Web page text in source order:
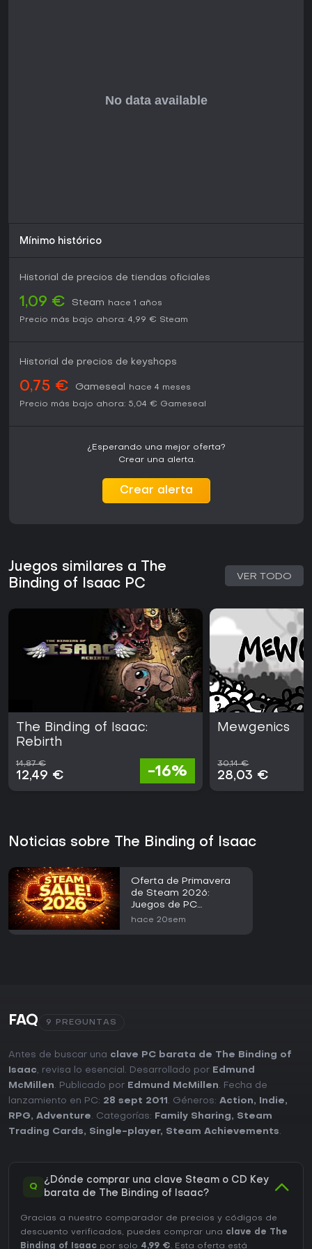
recepción ha sido sólida, con una calificación general Muy
Mínimo histórico
Historial de precios de tiendas oficiales
1,09 € Steam
hace 1 años
Precio más bajo ahora: 4,99 € Steam
Historial de precios de keyshops
0,75 € Gameseal
hace 4 meses
Precio más bajo ahora: 5,04 € Gameseal
¿Esperando una mejor oferta?
Crear una alerta.
Crear alerta
Juegos similares a The
Binding of Isaac PC
VER TODO
The Binding of Isaac:
Rebirth
14,87 €
12,49 € -16%
Mewgenics
30,14 €
28,03 €
Noticias sobre The Binding of Isaac
Oferta de Primavera
de Steam 2026:
Juegos de PC
Destacados por Menos
hace 20sem
FAQ 9 PREGUNTAS
Antes de buscar una clave PC barata de The Binding of
Isaac, revisa lo esencial. Desarrollado por Edmund
McMillen. Publicado por Edmund McMillen. Fecha de
lanzamiento en PC: 28 sept 2011 . Géneros: Action, Indie,
RPG, Adventure. Categorías: Family Sharing, Steam
Trading Cards, Single-player, Steam Achievements.
Q
¿Dónde comprar una clave Steam o CD Key
barata de The Binding of Isaac?
Gracias a nuestro comparador de precios y códigos de
descuento verificados, puedes comprar una clave de The
Binding of Isaac por solo 4,99 €. Esta oferta está